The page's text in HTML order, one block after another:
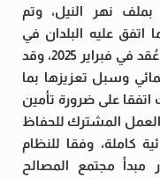
بملف نهر النيل، وتم
اتفق عليه البلدان في
الجولة الأولى لاجتماعات ألية 2+2 الذي عُقد في فبراير 2025، وقد
وسبل تعزيزها بما
على ضرورة تأمين
المشترك للحفاظ
كاملة، وفقا للنظام
مبدأ مجتمع المصالح